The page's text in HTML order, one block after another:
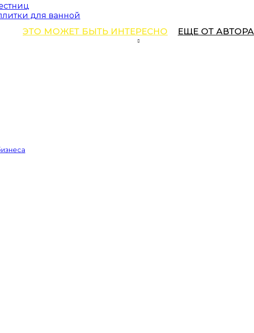
для ванной
ЭТО МОЖЕТ БЫТЬ ИНТЕРЕСНО ЕЩЕ ОТ АВТОРА